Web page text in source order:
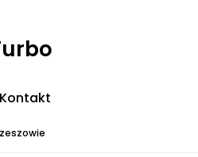
Kontakt